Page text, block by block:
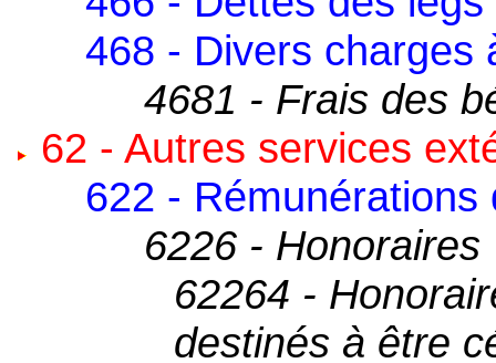
468 - Divers charges
4681 - Frais des
62 - Autres services
622 - Rémunérations
6226 - Honoraires
62264 -
destinés à être